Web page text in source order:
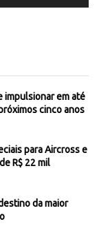
impulsionar em até
cinco anos
para Aircross e
R$ 22 mil
da maior